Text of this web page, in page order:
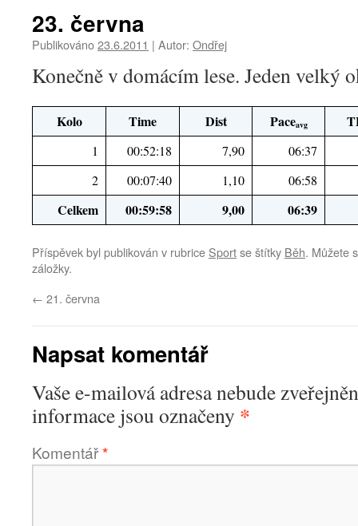
23. června
Publikováno23.6.2011 | Autor: Ondřej
Konečně v domácím lese. Jeden velký
Kolo Time Dist Paceavg
1 00:52:18 7,90
06:37
2
00:07:40 1,10 06:58
Celkem 00:59:58 9,00 06:39
Příspěvek byl publikován v rubrice Sportse štítky Běh. Můžete
záložky.
← 21. června
Napsat komentář
Vaše e-mailová adresa nebude
informace jsou označeny *
Komentář*